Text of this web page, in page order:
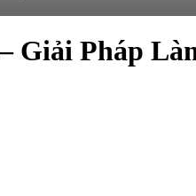
Giải Pháp